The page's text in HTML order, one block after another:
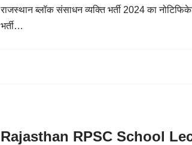
राजस्थान ब्लॉक संसाधन व्यक्ति भर्ती 2024 का
भर्ती…
Rajasthan RPSC School